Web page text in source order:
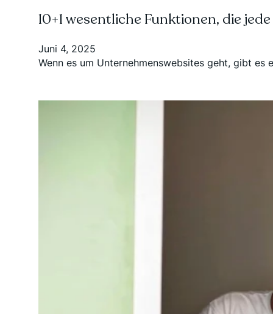
10+1 wesentliche Funktionen, die
Juni 4, 2025
Wenn es um Unternehmenswebsites geht, gibt es